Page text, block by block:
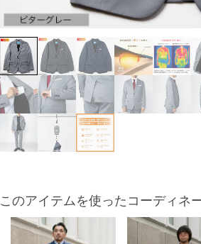
このアイテムを使ったコーディネ